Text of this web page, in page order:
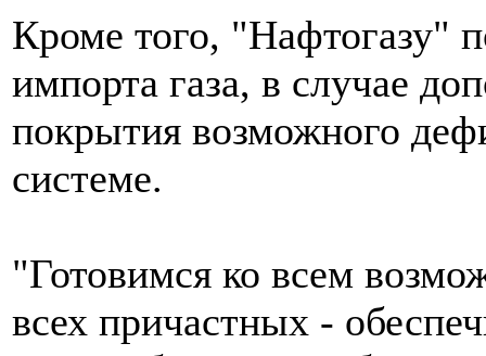
Кроме того, "Нафтогазу"
импорта газа, в случае
покрытия возможного
системе.
"Готовимся ко всем
всех причастных -